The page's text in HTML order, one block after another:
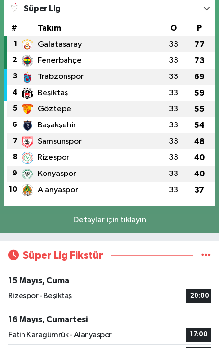
Süper Lig
# Takım O P
1 Galatasaray 33 77
2 Fenerbahçe 33 73
3 Trabzonspor 33 69
4 Beşiktaş 33 59
5 Göztepe 33 55
6 Başakşehir 33 54
7 Samsunspor 33 48
8 Rizespor 33 40
9 Konyaspor 33 40
10 Alanyaspor 33 37
Detaylar için tıklayın
Süper Lig Fikstür
15 Mayıs, Cuma
Rizespor - Beşiktaş
20:00
16 Mayıs, Cumartesi
Fatih Karagümrük - Alanyaspor
17:00